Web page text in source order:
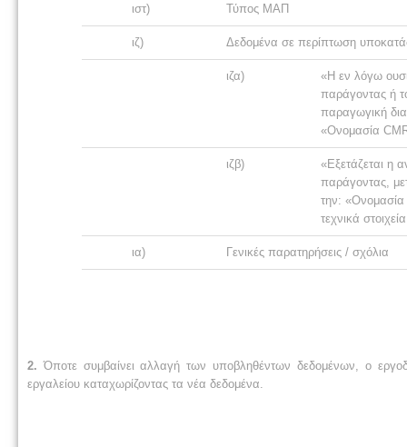
ιστ) Τύπος ΜΑΠ
ιζ) Δεδομένα σε περίπτωση
ιζα)
«Η εν λόγω
παράγοντας ή
παραγωγική
«Ονομασία
ιζβ)
«Εξετάζεται η
παράγοντας,
την: «Ονομασία
τεχνικά
ια) Γενικές παρατηρήσεις / σχόλια
2. Όποτε συμβαίνει αλλαγή των υποβληθέντων δεδομένων, ο
εργαλείου καταχωρίζοντας τα νέα δεδομένα.